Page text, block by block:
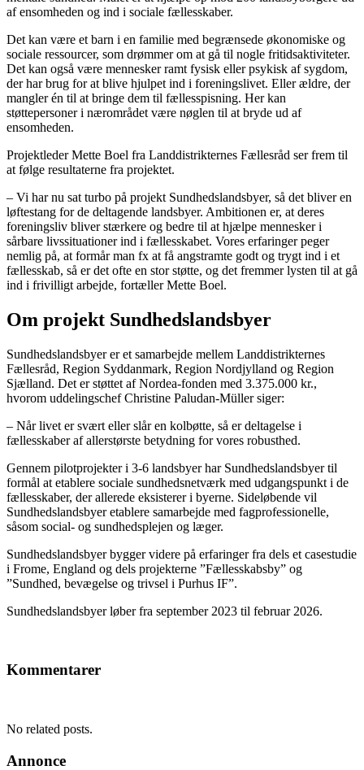
af ensomheden og ind i sociale fællesskaber.
Det kan være et barn i en familie med begrænsede økonomiske og
sociale ressourcer, som drømmer om at gå til nogle fritidsaktiviteter.
Det kan også være mennesker ramt fysisk eller psykisk af sygdom,
der har brug for at blive hjulpet ind i foreningslivet. Eller ældre, der
mangler én til at bringe dem til fællesspisning. Her kan
støttepersoner i nærområdet være nøglen til at bryde ud af
ensomheden.
Projektleder Mette Boel fra Landdistrikternes Fællesråd ser frem til
at følge resultaterne fra projektet.
– Vi har nu sat turbo på projekt Sundhedslandsbyer, så det bliver en
løftestang for de deltagende landsbyer. Ambitionen er, at deres
foreningsliv bliver stærkere og bedre til at hjælpe mennesker i
sårbare livssituationer ind i fællesskabet. Vores erfaringer peger
nemlig på, at formår man fx at få angstramte godt og trygt ind i et
fællesskab, så er det ofte en stor støtte, og det fremmer lysten til at gå
ind i frivilligt arbejde, fortæller Mette Boel.
Om projekt Sundhedslandsbyer
Sundhedslandsbyer er et samarbejde mellem Landdistrikternes
Fællesråd, Region Syddanmark, Region Nordjylland og Region
Sjælland. Det er støttet af Nordea-fonden med 3.375.000 kr.,
hvorom uddelingschef Christine Paludan-Müller siger:
– Når livet er svært eller slår en kolbøtte, så er deltagelse i
fællesskaber af allerstørste betydning for vores robusthed.
Gennem pilotprojekter i 3-6 landsbyer har Sundhedslandsbyer til
formål at etablere sociale sundhedsnetværk med udgangspunkt i de
fællesskaber, der allerede eksisterer i byerne. Sideløbende vil
Sundhedslandsbyer etablere samarbejde med fagprofessionelle,
såsom social- og sundhedsplejen og læger.
Sundhedslandsbyer bygger videre på erfaringer fra dels et casestudie
i Frome, England og dels projekterne ”Fællesskabsby” og
”Sundhed, bevægelse og trivsel i Purhus IF”.
Sundhedslandsbyer løber fra september 2023 til februar 2026.
Kommentarer
No related posts.
Annonce